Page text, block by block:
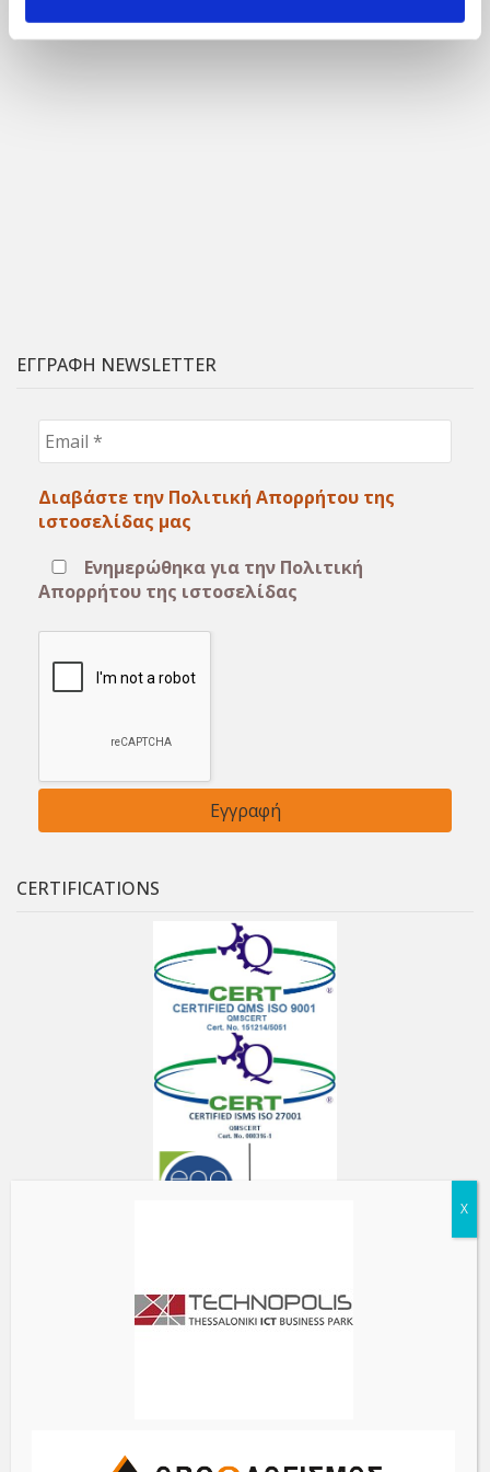
ΕΓΓΡΑΦΗ NEWSLETTER
Διαβάστε την Πολιτική Απορρήτου της
ιστοσελίδας μας
Ενημερώθηκα για την Πολιτική
Απορρήτου της ιστοσελίδας
CERTIFICATIONS